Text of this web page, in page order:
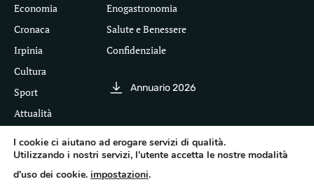
Economia
Cronaca
Irpinia
Cultura
Sport
Attualità
Enogastronomia
Salute e Benessere
Confidenziale
Annuario 2026
Segui il Corriere dell'Irpinia
I cookie ci aiutano ad erogare servizi di qualità.
Utilizzando i nostri servizi, l'utente accetta le nostre modalità
d'uso dei cookie. impostazioni.